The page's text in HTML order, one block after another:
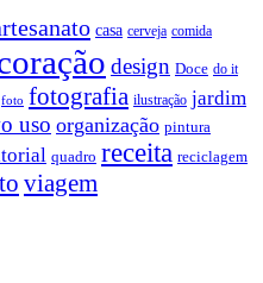
casa cerveja comida
design Doce do it
foto fotografia ilustração jardim
uso organização pintura
quadro receita reciclagem
viagem